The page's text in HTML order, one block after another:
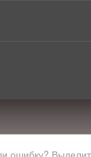
ошибку?